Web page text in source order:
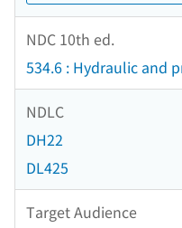
NDC 10th ed.
534.6 : Hydraulic and
NDLC
DH22
DL425
Target Audience